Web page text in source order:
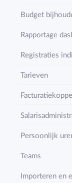
Budget
Rapportage
Registraties
Tarieven
Persoonlijk
Teams
Importeren en